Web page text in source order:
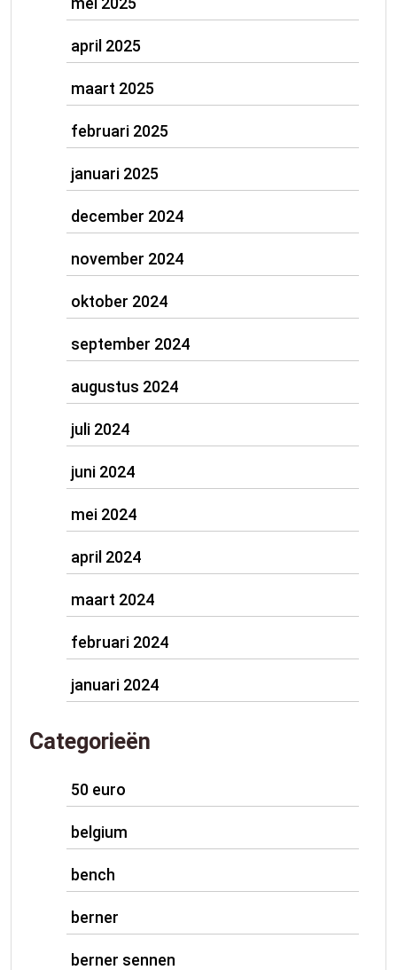
april 2025
maart 2025
februari 2025
januari 2025
december 2024
november 2024
oktober 2024
september 2024
augustus 2024
juli 2024
juni 2024
mei 2024
april 2024
maart 2024
februari 2024
januari 2024
Categorieën
50 euro
belgium
bench
berner
berner sennen